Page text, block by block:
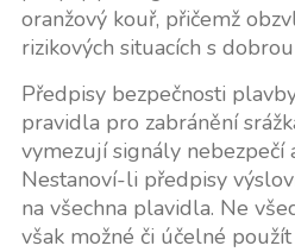
oranžový kouř, přičemž
rizikových situacích s
Předpisy bezpečnosti
pravidla pro zabránění
vymezují signály nebezpečí
Nestanoví-li předpisy
na všechna plavidla. Ne
však možné či účelné